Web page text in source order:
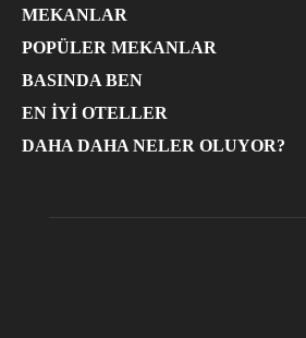
MEKANLAR
POPÜLER MEKANLAR
BASINDA BEN
EN İYI OTELLER
DAHA DAHA NELER OLUYOR?